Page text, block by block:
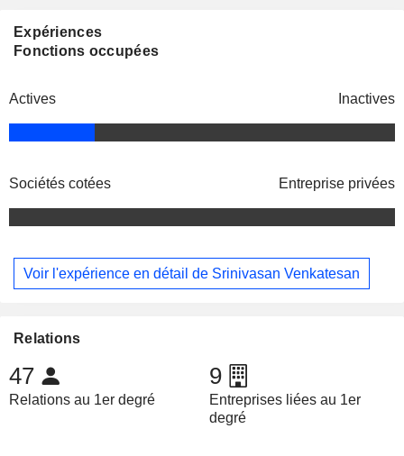
Expériences
Fonctions occupées
Actives Inactives
Sociétés cotées Entreprise privées
Voir l'expérience en détail de Srinivasan Venkatesan
Relations
47
Relations au 1er degré
9
Entreprises liées au 1er
degré